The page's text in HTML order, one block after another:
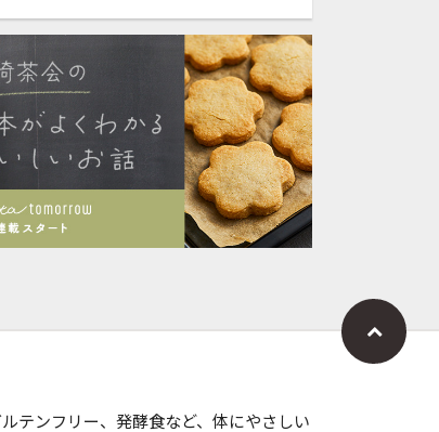
テンフリー、発酵食など、体にやさしい